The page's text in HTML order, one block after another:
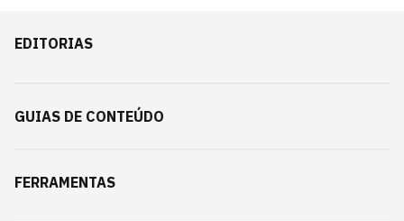
EDITORIAS
GUIAS DE CONTEÚDO
FERRAMENTAS